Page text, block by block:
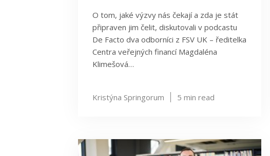
O tom, jaké výzvy nás čekají a zda je stát
připraven jim čelit, diskutovali v podcastu
De Facto dva odborníci z FSV UK – ředitelka
Centra veřejných financí Magdaléna
Klimešová…
Kristýna Springorum 5 min read